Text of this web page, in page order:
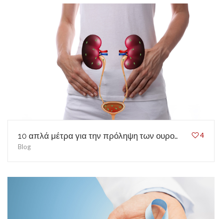
4
10 απλά μέτρα για την πρόληψη των ουρολοιμώξεων
Blog